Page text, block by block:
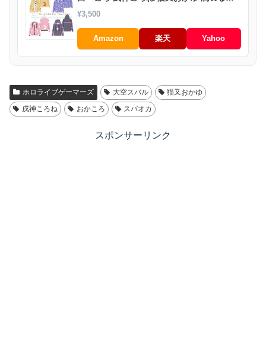
あ 小鳥遊キアラ パーカー フード付き イメ
¥3,500
Amazon 楽天 Yahoo
ホロライブゲーマーズ 大空スバル
猫又おかゆ
戌神ころね
おかころ スバオカ
スポンサーリンク